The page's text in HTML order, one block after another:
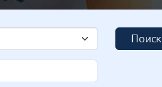
Поиск